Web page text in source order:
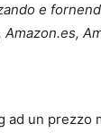
e
ad un prezzo